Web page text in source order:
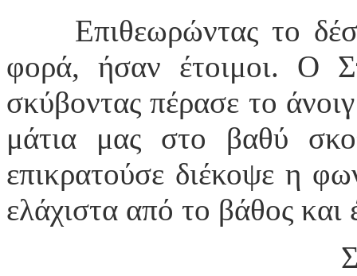
Επιθεωρώντας το
φορά, ήσαν έτοιμοι. Ο
σκύβοντας πέρασε το
μάτια μας στο βαθύ
επικρατούσε διέκοψε η
ελάχιστα από το βάθος και